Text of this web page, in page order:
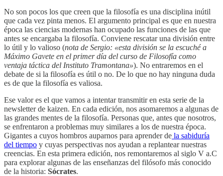
No son pocos los que creen que la filosofía es una disciplina inútil
que cada vez pinta menos. El argumento principal es que en nuestra
época las ciencias modernas han ocupado las funciones de las que
antes se encargaba la filosofía. Conviene rescatar una división entre
lo útil y lo valioso (nota de Sergio: «esta división se la escuché a
Máximo Gavete en el primer día del curso de Filosofía como
ventaja táctica del Instituto Tramontana»). No entraremos en el
debate de si la filosofía es útil o no. De lo que no hay ninguna duda
es de que la filosofía es valiosa.
Ese valor es el que vamos a intentar transmitir en esta serie de la
newsletter de kaizen. En cada edición, nos asomaremos a algunas de
las grandes mentes de la filosofía. Personas que, antes que nosotros,
se enfrentaron a problemas muy similares a los de nuestra época.
Gigantes a cuyos hombros auparnos para aprender de la sabiduría
del tiempo y cuyas perspectivas nos ayudan a replantear nuestras
creencias. En esta primera edición, nos remontaremos al siglo V a.C
para explorar algunas de las enseñanzas del filósofo más conocido
de la historia: Sócrates.